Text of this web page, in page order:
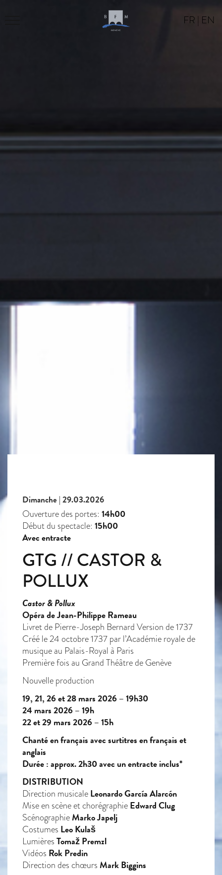
FR EN
Dimanche | 29.03.2026
Ouverture des portes: 14h00
Début du spectacle: 15h00
Avec entracte
GTG // CASTOR &
POLLUX
Castor & Pollux
Opéra de Jean-Philippe Rameau
Livret de Pierre-Joseph Bernard Version de 1737
Créé le 24 octobre 1737 par l’Académie royale de
musique au Palais-Royal à Paris
Première fois au Grand Théâtre de Genève
Nouvelle production
19, 21, 26 et 28 mars 2026 – 19h30
24 mars 2026 – 19h
22 et 29 mars 2026 – 15h
Chanté en français avec surtitres en français et
anglais
Durée : approx. 2h30 avec un entracte inclus*
DISTRIBUTION
Direction musicale Leonardo García Alarcón
Mise en scène et chorégraphie Edward Clug
ScénographieMarko Japelj
Costumes Leo Kulaš
Lumières Tomaž Premzl
Vidéos Rok Predin
Direction des chœurs Mark Biggins